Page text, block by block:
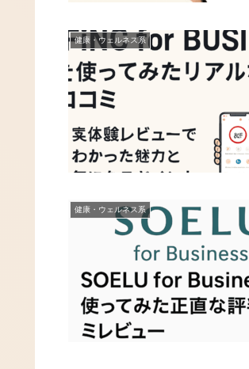
健康・ウェルネス系
健康・ウェルネス系